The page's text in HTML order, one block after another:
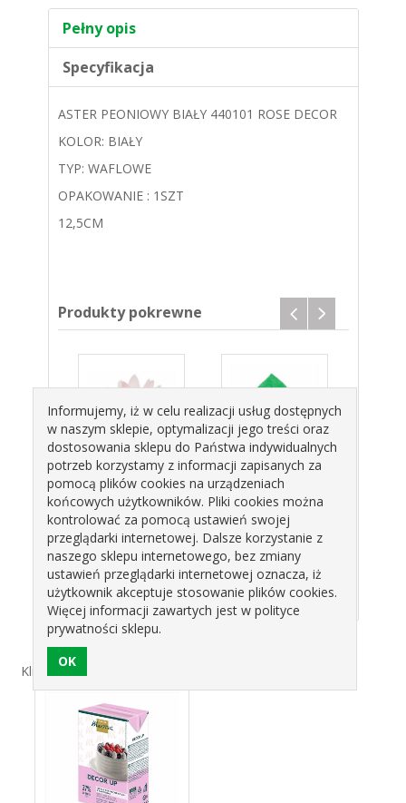
Pełny opis
Specyfikacja
ASTER PEONIOWY BIAŁY 440101 ROSE DECOR
KOLOR: BIAŁY
TYP: WAFLOWE
OPAKOWANIE : 1SZT
12,5CM
Produkty pokrewne
ASTER
PEONIOWY
ŁOSOŚ
CIENIOWANY
442301 ROSE
DECOR
11,46 zł
RÓŻA
ANGIELSKA
PĄCZEK Z
LISTKIEM BIAŁA 050145 ROSE
DECOR
53,17 zł
Klienci, którzy kupili ten produkt nabyli również:
Informujemy, iż w celu realizacji usług dostępnych
w naszym sklepie, optymalizacji jego treści oraz
dostosowania sklepu do Państwa indywidualnych
potrzeb korzystamy z informacji zapisanych za
pomocą plików cookies na urządzeniach
końcowych użytkowników. Pliki cookies można
kontrolować za pomocą ustawień swojej
przeglądarki internetowej. Dalsze korzystanie z
naszego sklepu internetowego, bez zmiany
ustawień przeglądarki internetowej oznacza, iż
użytkownik akceptuje stosowanie plików cookies.
Więcej informacji zawartych jest w polityce
prywatności sklepu.